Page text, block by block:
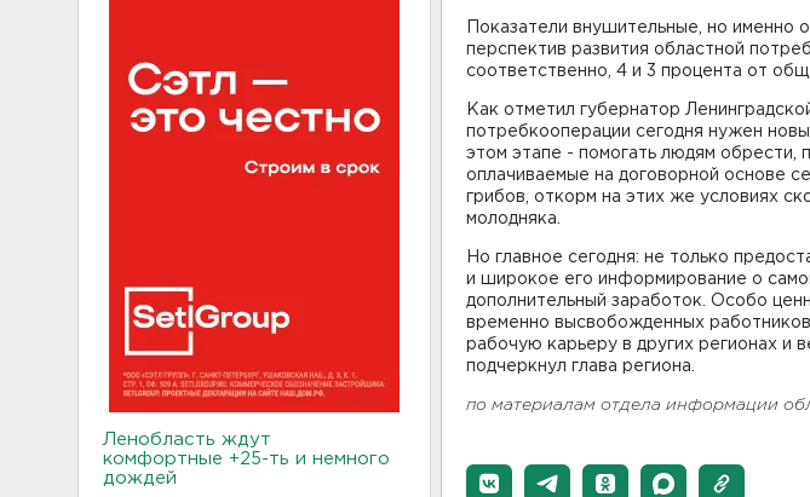
Ленобласть ждут
комфортные +25-ть и немного
дождей
Показатели внушительные, но именно
перспектив развития областной
соответственно, 4 и 3 процента от
Как отметил губернатор
потребкооперации сегодня нужен
этом этапе - помогать людям
оплачиваемые на договорной основе
грибов, откорм на этих же условиях
молодняка.
Но главное сегодня: не только
и широкое его информирование о
дополнительный заработок. Особо
временно высвобожденных
рабочую карьеру в других регионах и
подчеркнул глава региона.
по материалам отдела информации